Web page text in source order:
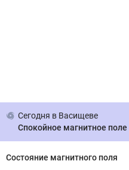
Сегодня в Васищеве
Спокойное магнитное поле
Состояние магнитного поля